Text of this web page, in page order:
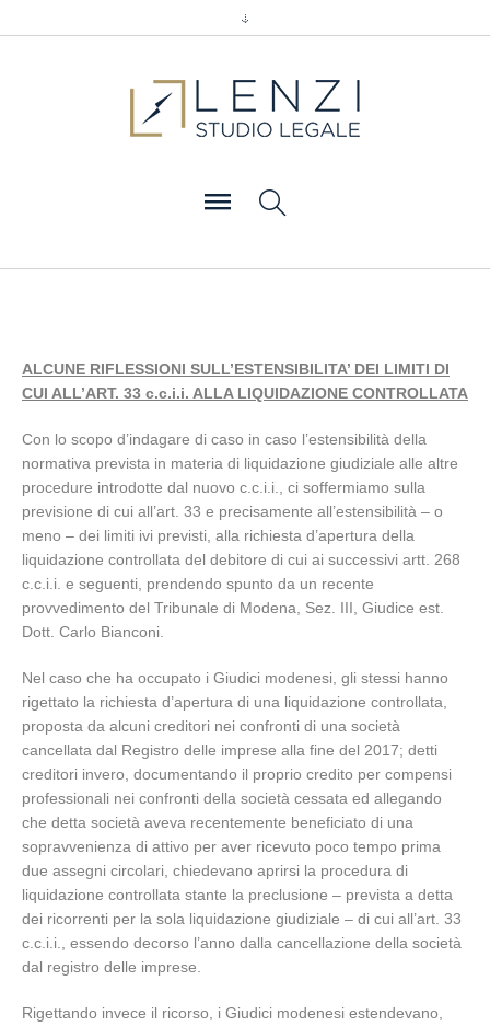
ALCUNE RIFLESSIONI SULL’ESTENSIBILITA’ DEI LIMITI DI
CUI ALL’ART. 33 c.c.i.i. ALLA LIQUIDAZIONE CONTROLLATA
Con lo scopo d’indagare di caso in caso l’estensibilità della
normativa prevista in materia di liquidazione giudiziale alle altre
procedure introdotte dal nuovo c.c.i.i., ci soffermiamo sulla
previsione di cui all’art. 33 e precisamente all’estensibilità – o
meno – dei limiti ivi previsti, alla richiesta d’apertura della
liquidazione controllata del debitore di cui ai successivi artt. 268
c.c.i.i. e seguenti, prendendo spunto da un recente
provvedimento del Tribunale di Modena, Sez. III, Giudice est.
Dott. Carlo Bianconi.
Nel caso che ha occupato i Giudici modenesi, gli stessi hanno
rigettato la richiesta d’apertura di una liquidazione controllata,
proposta da alcuni creditori nei confronti di una società
cancellata dal Registro delle imprese alla fine del 2017; detti
creditori invero, documentando il proprio credito per compensi
professionali nei confronti della società cessata ed allegando
che detta società aveva recentemente beneficiato di una
sopravvenienza di attivo per aver ricevuto poco tempo prima
due assegni circolari, chiedevano aprirsi la procedura di
liquidazione controllata stante la preclusione – prevista a detta
dei ricorrenti per la sola liquidazione giudiziale – di cui all’art. 33
c.c.i.i., essendo decorso l’anno dalla cancellazione della società
dal registro delle imprese.
Rigettando invece il ricorso, i Giudici modenesi estendevano,